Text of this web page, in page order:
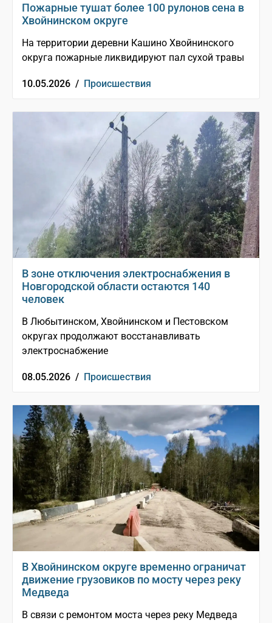
Пожарные тушат более 100 рулонов сена в
Хвойнинском округе
На территории деревни Кашино Хвойнинского
округа пожарные ликвидируют пал сухой травы
10.05.2026 / Происшествия
В зоне отключения электроснабжения в
Новгородской области остаются 140
человек
В Любытинском, Хвойнинском и Пестовском
округах продолжают восстанавливать
электроснабжение
08.05.2026 / Происшествия
В Хвойнинском округе временно ограничат
движение грузовиков по мосту через реку
Медведа
В связи с ремонтом моста через реку Медведа